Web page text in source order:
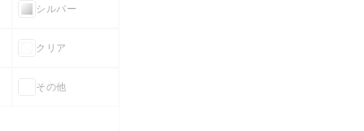
シルバー
クリア
その他